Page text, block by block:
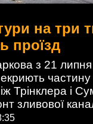
на три
проїзд
з 21
частину
Трінклера і
зливової